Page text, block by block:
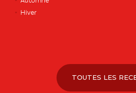
Hiver
TOUTES LES